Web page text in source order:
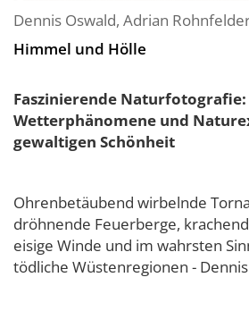
Dennis Oswald, Adrian
Himmel und Hölle
Faszinierende Naturfotografie:
Wetterphänomene und
gewaltigen Schönheit
Ohrenbetäubend wirbelnde
dröhnende Feuerberge,
eisige Winde und im wahrsten
tödliche Wüstenregionen -